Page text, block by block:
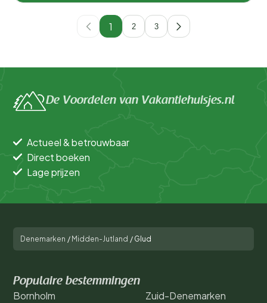
1 2 3
De Voordelen van Vakantiehuisjes.nl
Actueel & betrouwbaar
Direct boeken
Lage prijzen
Denemarken / Midden-Jutland / Glud
Populaire bestemmingen
Bornholm
Zuid-Denemarken